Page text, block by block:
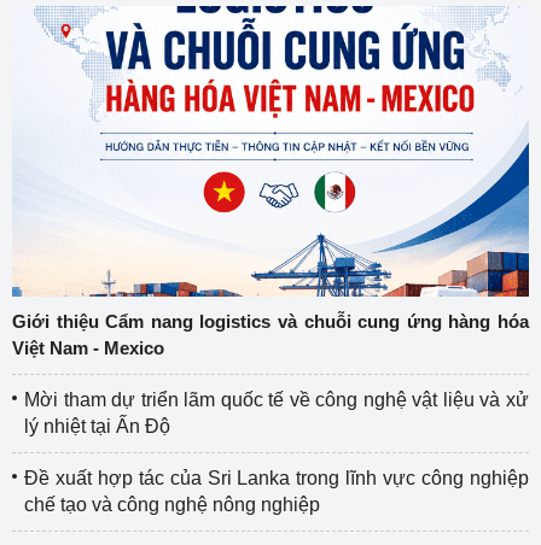
Giới thiệu Cẩm nang logistics và chuỗi cung ứng hàng hóa
Việt Nam - Mexico
Mời tham dự triển lãm quốc tế về công nghệ vật liệu và xử
lý nhiệt tại Ấn Độ
Đề xuất hợp tác của Sri Lanka trong lĩnh vực công nghiệp
chế tạo và công nghệ nông nghiệp